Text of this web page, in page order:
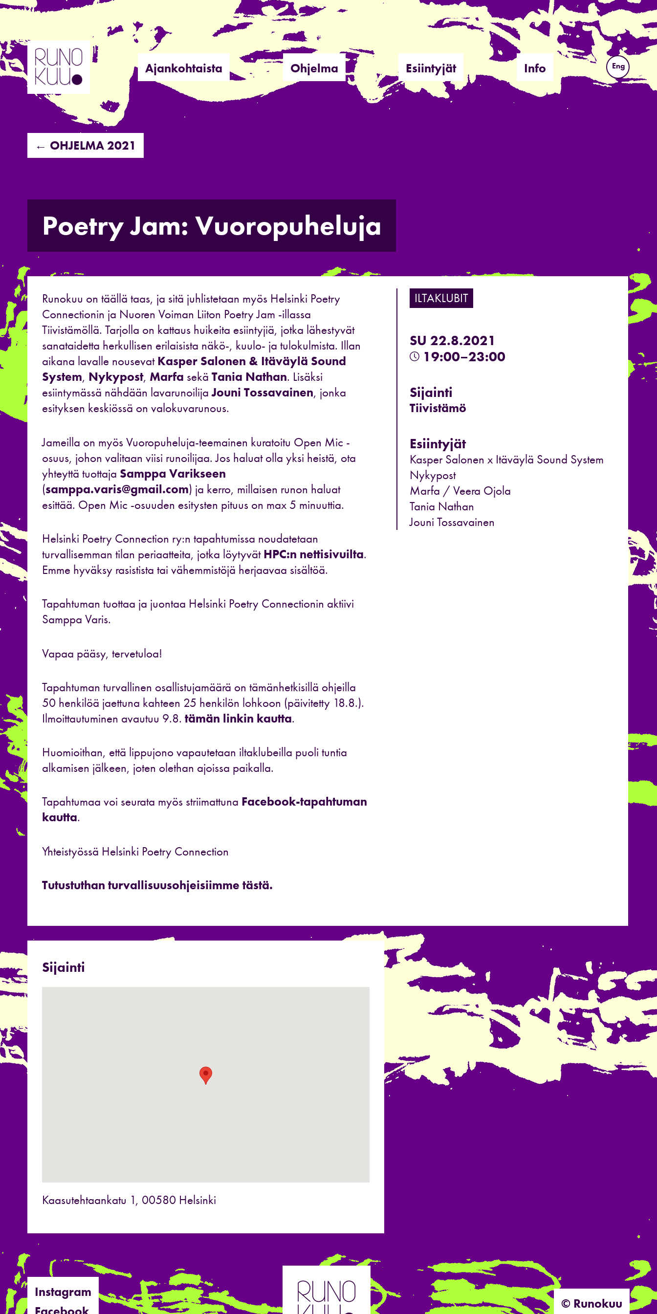
Hyppää
sisältöön
Ajankohtaista Ohjelma Esiintyjät Info Eng
← OHJELMA 2021
Poetry Jam: Vuoropuheluja
ILTAKLUBIT
SU 22.8.2021
19:00–23:00
Sijainti
Tiivistämö
Esiintyjät
Kasper Salonen x Itäväylä Sound System
Nykypost
Marfa / Veera Ojola
Tania Nathan
Jouni Tossavainen
Runokuu on täällä taas, ja sitä juhlistetaan myös Helsinki Poetry
Connectionin ja Nuoren Voiman Liiton Poetry Jam -illassa
Tiivistämöllä. Tarjolla on kattaus huikeita esiintyjiä, jotka lähestyvät
sanataidetta herkullisen erilaisista näkö-, kuulo- ja tulokulmista. Illan
aikana lavalle nousevatKasper Salonen & Itäväylä Sound
System, Nykypost, Marfa sekä Tania Nathan. Lisäksi
esiintymässä nähdään lavarunoilijaJouni Tossavainen, jonka
esityksen keskiössä on valokuvarunous.
Jameilla on myös Vuoropuheluja-teemainen kuratoitu Open Mic -
osuus, johon valitaan viisi runoilijaa. Jos haluat olla yksi heistä, ota
yhteyttä tuottaja Samppa Varikseen
(samppa.varis@gmail.com) ja kerro, millaisen runon haluat
esittää. Open Mic -osuuden esitysten pituus on max 5 minuuttia.
Helsinki Poetry Connection ry:n tapahtumissa noudatetaan
turvallisemman tilan periaatteita, jotka löytyvätHPC:n nettisivuilta.
Emme hyväksy rasistista tai vähemmistöjä herjaavaa sisältöä.
Tapahtuman tuottaa ja juontaa Helsinki Poetry Connectionin aktiivi
Samppa Varis.
Vapaa pääsy, tervetuloa!
Tapahtuman turvallinen osallistujamäärä on tämänhetkisillä ohjeilla
50 henkilöä jaettuna kahteen 25 henkilön lohkoon (päivitetty 18.8.).
Ilmoittautuminen avautuu 9.8. tämän linkin kautta.
Huomioithan, että lippujono vapautetaan iltaklubeilla puoli tuntia
alkamisen jälkeen, joten olethan ajoissa paikalla.
Tapahtumaa voi seurata myös striimattuna Facebook-tapahtuman
kautta.
Yhteistyössä Helsinki Poetry Connection
Tutustuthan turvallisuusohjeisiimme tästä.
Sijainti
Kaasutehtaankatu 1, 00580 Helsinki
Instagram
© Runokuu